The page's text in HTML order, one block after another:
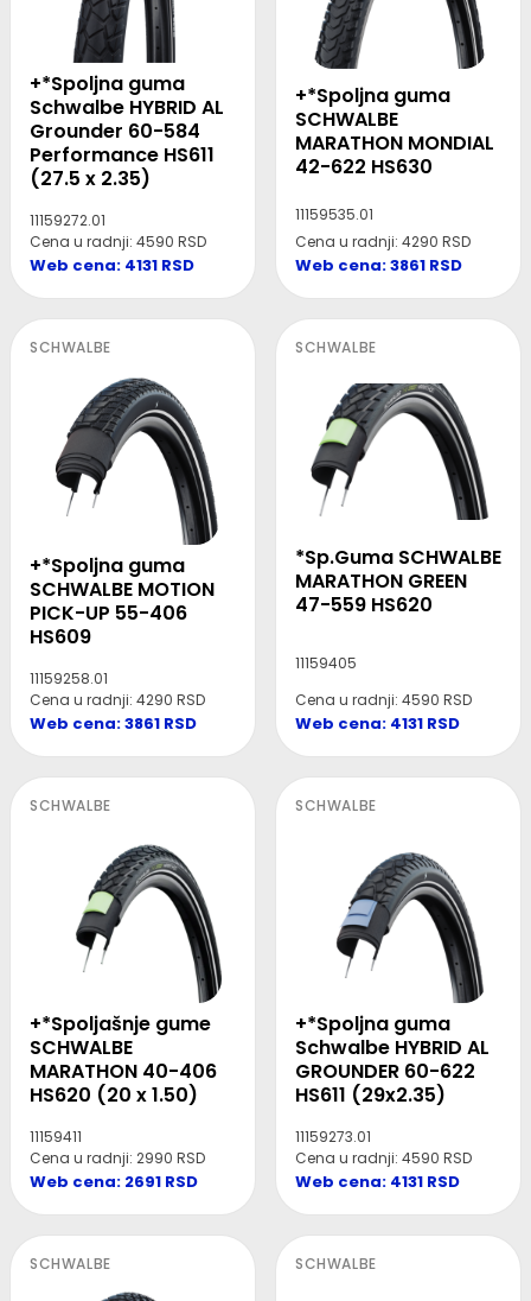
+*Spoljna guma
Schwalbe HYBRID AL
Grounder 60-584
Performance HS611
(27.5 x 2.35)
11159272.01
Cena u radnji: 4590 RSD
Web cena: 4131 RSD
+*Spoljna guma
SCHWALBE
MARATHON MONDIAL
42-622 HS630
11159535.01
Cena u radnji: 4290 RSD
Web cena: 3861 RSD
SCHWALBE
+*Spoljna guma
SCHWALBE MOTION
PICK-UP 55-406
HS609
11159258.01
Cena u radnji: 4290 RSD
Web cena: 3861 RSD
SCHWALBE
*Sp.Guma SCHWALBE
MARATHON GREEN
47-559 HS620
11159405
Cena u radnji: 4590 RSD
Web cena: 4131 RSD
SCHWALBE
+*Spoljašnje gume
SCHWALBE
MARATHON 40-406
HS620 (20 x 1.50)
11159411
Cena u radnji: 2990 RSD
Web cena: 2691 RSD
SCHWALBE
+*Spoljna guma
Schwalbe HYBRID AL
GROUNDER 60-622
HS611 (29x2.35)
11159273.01
Cena u radnji: 4590 RSD
Web cena: 4131 RSD
SCHWALBE SCHWALBE